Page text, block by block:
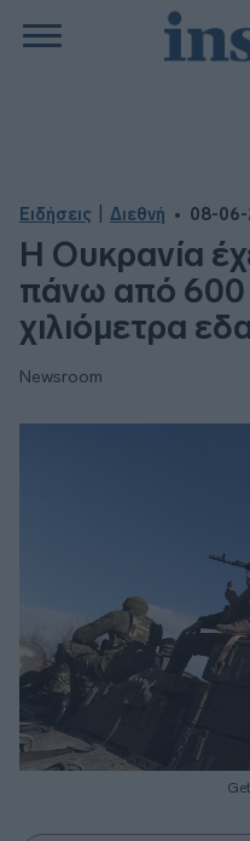
Ειδήσεις Διεθνή 08-06-
Η Ουκρανία
πάνω από 600
χιλιόμετρα
Newsroom